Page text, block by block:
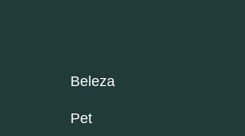
Beleza
Pet